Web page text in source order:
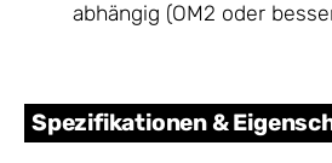
abhängig (OM2 oder
Spezifikationen &